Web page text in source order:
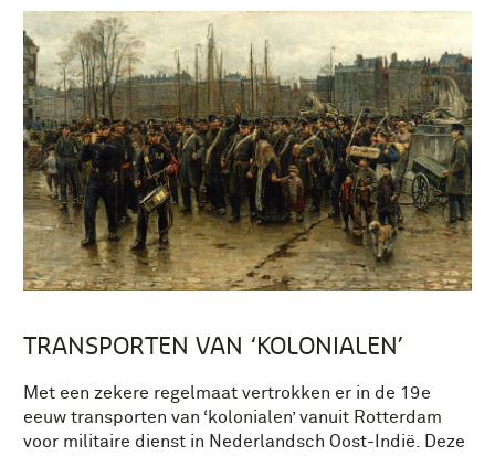
TRANSPORTEN VAN ‘KOLONIALEN’
Met een zekere regelmaat vertrokken er in de 19e
eeuw transporten van ‘kolonialen’ vanuit Rotterdam
voor militaire dienst in Nederlandsch Oost-Indië. Deze